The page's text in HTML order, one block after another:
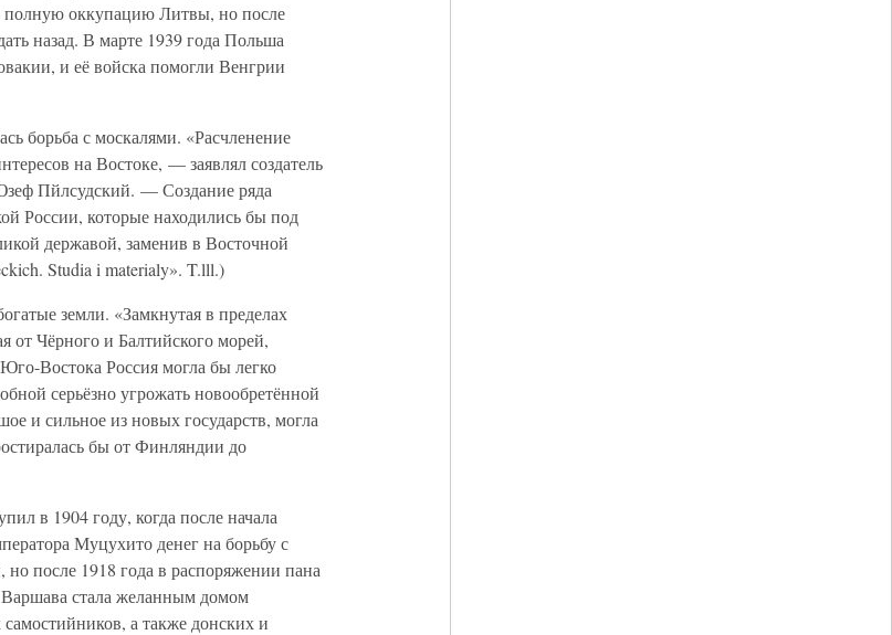
полную оккупацию Литвы, но после
назад. В марте 1939 года Польша
и её войска помогли Венгрии
борьба с москалями. «Расчленение
на Востоке, — заявлял создатель
Пйлсудский. — Создание ряда
России, которые находились бы под
державой, заменив в Восточной
Studia i materialy». T.lll.)
земли. «Замкнутая в пределах
Чёрного и Балтийского морей,
Востока Россия могла бы легко
серьёзно угрожать новообретённой
и сильное из новых государств, могла
бы от Финляндии до
в 1904 году, когда после начала
Муцухито денег на борьбу с
после 1918 года в распоряжении пана
Варшава стала желанным домом
а также донских и